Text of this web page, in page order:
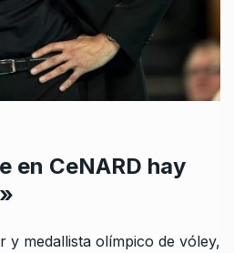
en CeNARD hay
medallista olímpico de vóley,